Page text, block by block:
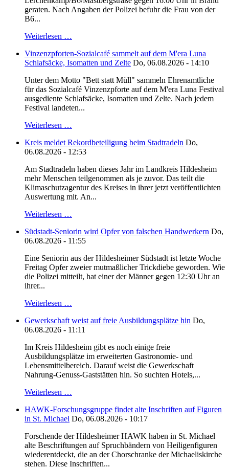
geraten. Nach Angaben der Polizei befuhr die Frau von der
B6...
Weiterlesen …
Vinzenzpforten-Sozialcafé sammelt auf dem M'era Luna
Schlafsäcke, Isomatten und Zelte Do, 06.08.2026 - 14:10
Unter dem Motto "Bett statt Müll" sammeln Ehrenamtliche
für das Sozialcafé Vinzenzpforte auf dem M'era Luna Festival
ausgediente Schlafsäcke, Isomatten und Zelte. Nach jedem
Festival landeten...
Weiterlesen …
Kreis meldet Rekordbeteiligung beim Stadtradeln Do,
06.08.2026 - 12:53
Am Stadtradeln haben dieses Jahr im Landkreis Hildesheim
mehr Menschen teilgenommen als je zuvor. Das teilt die
Klimaschutzagentur des Kreises in ihrer jetzt veröffentlichten
Auswertung mit. An...
Weiterlesen …
Südstadt-Seniorin wird Opfer von falschen Handwerkern Do,
06.08.2026 - 11:55
Eine Seniorin aus der Hildesheimer Südstadt ist letzte Woche
Freitag Opfer zweier mutmaßlicher Trickdiebe geworden. Wie
die Polizei mitteilt, hat einer der Männer gegen 12:30 Uhr an
ihrer...
Weiterlesen …
Gewerkschaft weist auf freie Ausbildungsplätze hin Do,
06.08.2026 - 11:11
Im Kreis Hildesheim gibt es noch einige freie
Ausbildungsplätze im erweiterten Gastronomie- und
Lebensmittelbereich. Darauf weist die Gewerkschaft
Nahrung-Genuss-Gaststätten hin. So suchten Hotels,...
Weiterlesen …
HAWK-Forschungsgruppe findet alte Inschriften auf Figuren
in St. Michael Do, 06.08.2026 - 10:17
Forschende der Hildesheimer HAWK haben in St. Michael
alte Beschriftungen auf Spruchbändern von Heiligenfiguren
wiederentdeckt, die an der Chorschranke der Michaeliskirche
stehen. Diese Inschriften...